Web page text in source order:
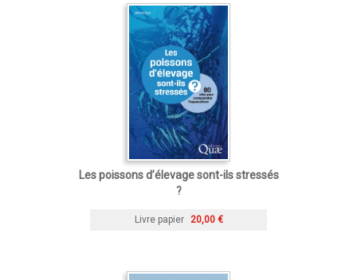
Les poissons d’élevage sont-ils stressés
?
Livre papier 20,00 €